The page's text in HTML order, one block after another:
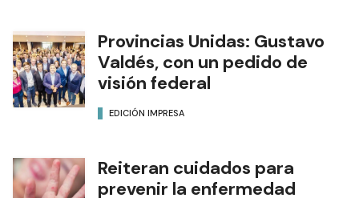
Provincias Unidas: Gustavo
Valdés, con un pedido de
visión federal
EDICIÓN IMPRESA
Reiteran cuidados para
prevenir la enfermedad